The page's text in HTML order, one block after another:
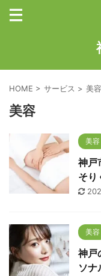
HOME > サービス > 美容
美容
美容
神戸
そり
美容
神戸
ソナ